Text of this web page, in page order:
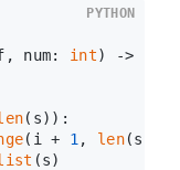
num: int) ->
(s)):
(i + 1 , len(s)):
(s)
PYTHON